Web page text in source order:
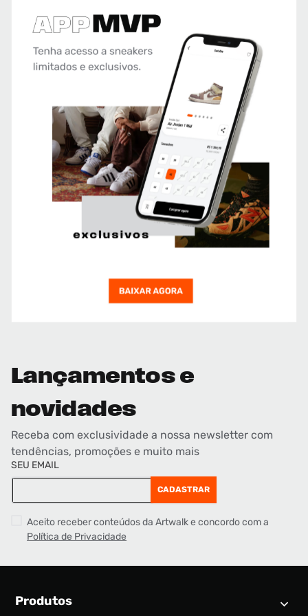
Lançamentos e
novidades
Receba com exclusividade a nossa newsletter com
tendências, promoções e muito mais
SEU EMAIL
CADASTRAR
Aceito receber conteúdos da Artwalk e concordo com a
Política de Privacidade
Produtos